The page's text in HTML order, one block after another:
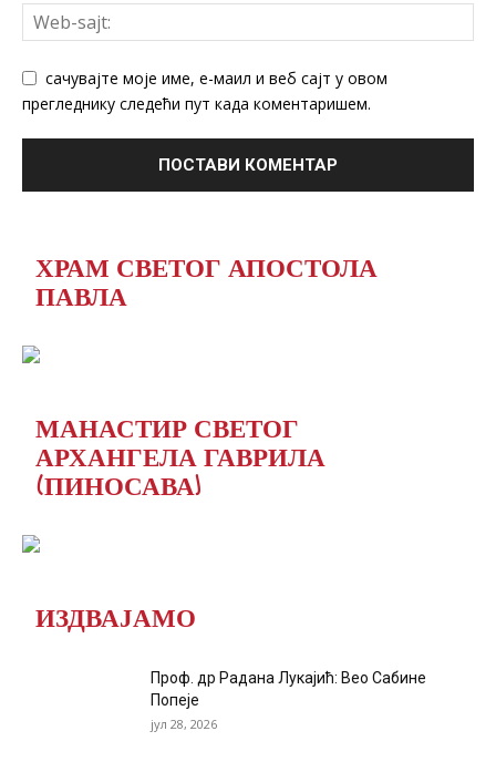
сачувајте моје име, е-маил и веб сајт у овом
прегледнику следећи пут када коментаришем.
ХРАМ СВЕТОГ АПОСТОЛА
ПАВЛА
МАНАСТИР СВЕТОГ
АРХАНГЕЛА ГАВРИЛА
(ПИНОСАВА)
ИЗДВАЈАМО
Проф. др Радана Лукајић: Вео Сабине
Попеје
јул 28, 2026